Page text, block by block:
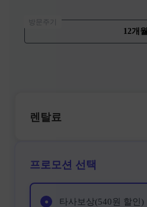
12개월
방문주기
렌탈료
프로모션 선택
● 타사보상(540원 할인)